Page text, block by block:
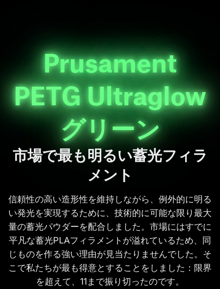
Prusament
PETG Ultraglow
グリーン
市場で最も明るい蓄光フィラ
メント
信頼性の高い造形性を維持しながら、例外的に明る
い発光を実現するために、技術的に可能な限り最大
量の蓄光パウダーを配合しました。市場にはすでに
平凡な蓄光PLAフィラメントが溢れているため、同
じものを作る強い理由が見当たりませんでした。そ
こで私たちが最も得意とすることをしました：限界
を超えて、11まで振り切ったのです。